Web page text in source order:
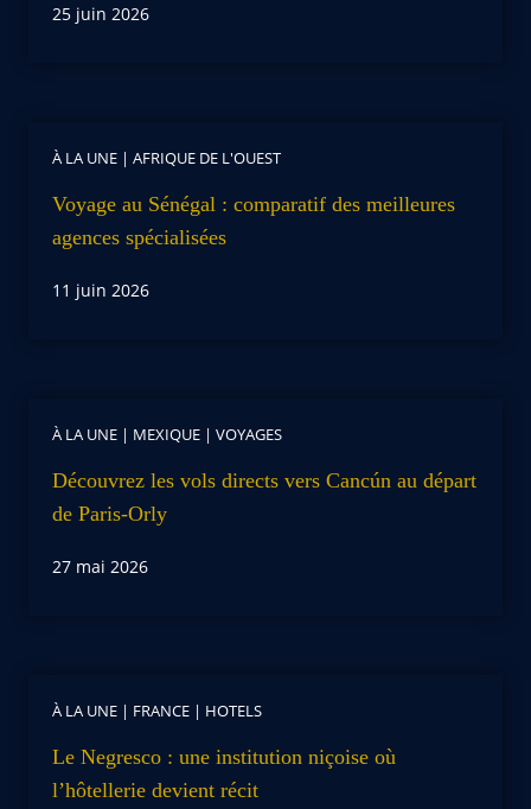
25 juin 2026
À LA UNE | AFRIQUE DE L'OUEST
Voyage au Sénégal : comparatif des meilleures
agences spécialisées
11 juin 2026
À LA UNE | MEXIQUE | VOYAGES
Découvrez les vols directs vers Cancún au départ
de Paris-Orly
27 mai 2026
À LA UNE | FRANCE | HOTELS
Le Negresco : une institution niçoise où
l’hôtellerie devient récit